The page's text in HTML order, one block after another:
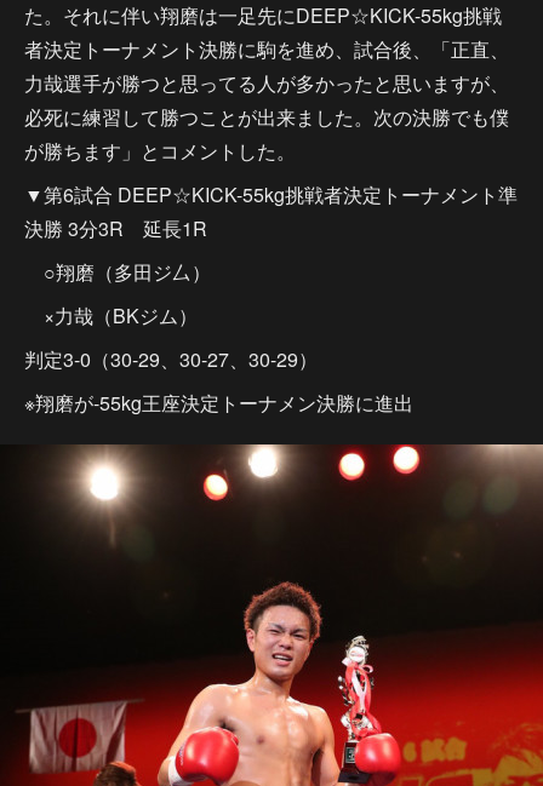
た。それに伴い翔磨は一足先にDEEP☆KICK-55kg挑戦
者決定トーナメント決勝に駒を進め、試合後、「正直、
力哉選手が勝つと思ってる人が多かったと思いますが、
必死に練習して勝つことが出来ました。次の決勝でも僕
が勝ちます」とコメントした。
▼第6試合 DEEP☆KICK-55kg挑戦者決定トーナメント準
決勝 3分3R 延長1R
○翔磨（多田ジ厶）
×力哉（BKジム）
判定3-0（30-29、30-27、30-29）
※翔磨が-55kg王座決定トーナメン決勝に進出